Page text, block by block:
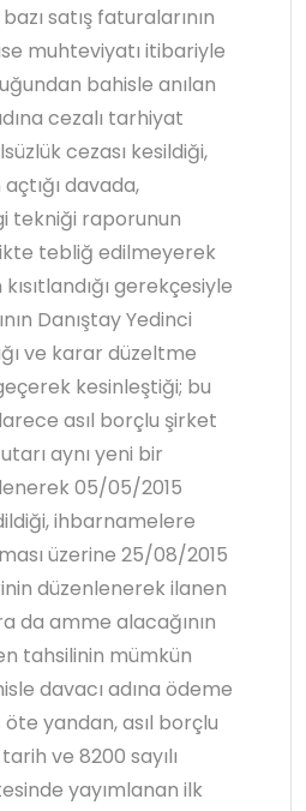
satış faturalarının
muhteviyatı itibariyle
bahisle anılan
cezalı tarhiyat
cezası kesildiği,
davada,
tekniği raporunun
tebliğ edilmeyerek
gerekçesiyle
Danıştay Yedinci
ve karar düzeltme
kesinleştiği; bu
asıl borçlu şirket
aynı yeni bir
05/05/2015
ihbarnamelere
üzerine 25/08/2015
düzenlenerek ilanen
da amme alacağının
tahsilinin mümkün
davacı adına ödeme
yandan, asıl borçlu
ve 8200 sayılı
yayımlanan ilk